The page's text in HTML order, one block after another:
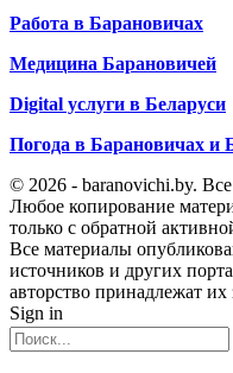
Работа в Барановичах
Медицина Барановичей
Digital услуги в Беларуси
Погода в Барановичах и
© 2026 - baranovichi.by.
Любое копирование
только с обратной
Все материалы
источников и других
авторство принадлежат
Sign in